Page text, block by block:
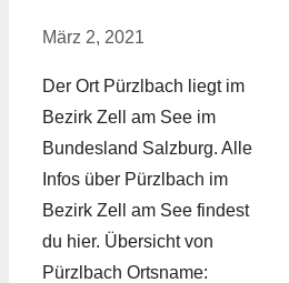
März 2, 2021
Der Ort Pürzlbach liegt im
Bezirk Zell am See im
Bundesland Salzburg. Alle
Infos über Pürzlbach im
Bezirk Zell am See findest
du hier. Übersicht von
Pürzlbach Ortsname: